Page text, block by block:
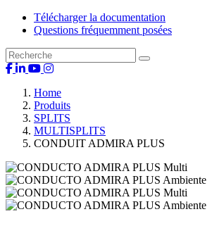
Télécharger la documentation
Questions fréquemment posées
Home
Produits
SPLITS
MULTISPLITS
CONDUIT ADMIRA PLUS